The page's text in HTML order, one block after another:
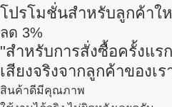
โปรโมชั่นสำหรับลูกค้าใ
ลด 3%
"สำหรับการสั่งซื้อครั้งแร
เสียงจริงจากลูกค้าของเร
สินค้าดีมีคุณภาพ